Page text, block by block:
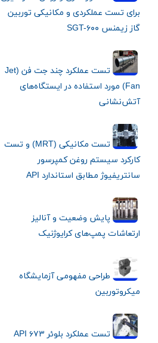
برای تست‌ عملکردی و مکانیکی توربین
گاز زیمنس SGT-۶۰۰
تست عملکرد چند جت فن (Jet
Fan) مورد استفاده در ایستگاه‌های
آتش‌نشانی
تست مکانیکی (MRT) و تست
کارکرد سیستم روغن کمپرسور
سانتریفیوژ مطابق استاندارد API
پایش وضعیت و آنالیز
ارتعاشات پمپ‌های کرایوژنیک
طراحی مفهومی آزمایشگاه
میکروتوربین
تست عملکرد بلوئر API ۶۷۳